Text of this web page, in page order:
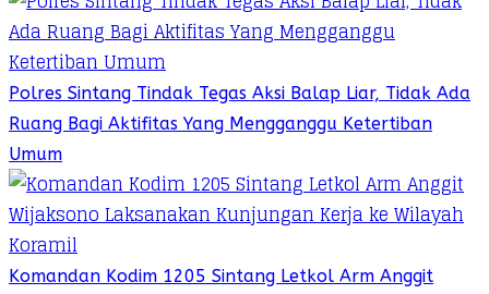
Polres Sintang Tindak Tegas Aksi Balap Liar, Tidak Ada
Ruang Bagi Aktifitas Yang Mengganggu Ketertiban
Umum
Komandan Kodim 1205 Sintang Letkol Arm Anggit